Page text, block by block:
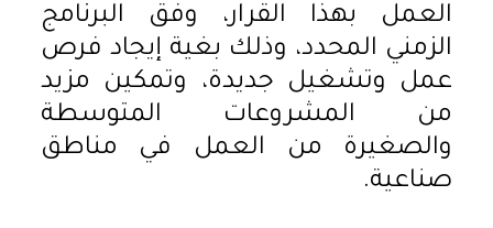
العمل بهذا القرار، وفق البرنامج
الزمني المحدد، وذلك بغية إيجاد فرص
عمل وتشغيل جديدة، وتمكين مزيد
من المشروعات المتوسطة
والصغيرة من العمل في مناطق
صناعية.